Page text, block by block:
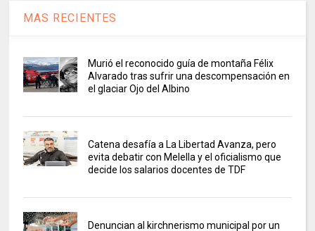
MAS RECIENTES
Murió el reconocido guía de montaña Félix
Alvarado tras sufrir una descompensación en
el glaciar Ojo del Albino
Catena desafía a La Libertad Avanza, pero
evita debatir con Melella y el oficialismo que
decide los salarios docentes de TDF
Denuncian al kirchnerismo municipal por un